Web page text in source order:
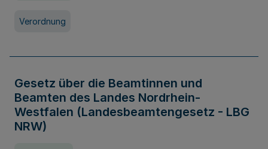
Verordnung
Gesetz über die Beamtinnen und
Beamten des Landes Nordrhein-
Westfalen (Landesbeamtengesetz - LBG
NRW)